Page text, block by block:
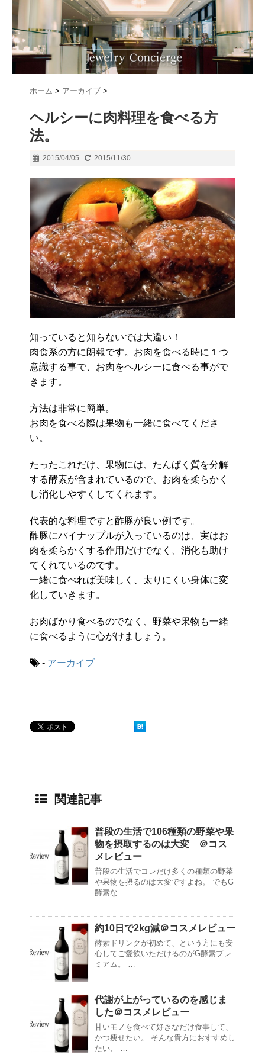
ホーム > アーカイブ >
ヘルシーに肉料理を食べる方
法。
2015/04/05 2015/11/30
知っていると知らないでは大違い！
肉食系の方に朗報です。お肉を食べる時に１つ
意識する事で、お肉をヘルシーに食べる事がで
きます。
方法は非常に簡単。
お肉を食べる際は果物も一緒に食べてくださ
い。
たったこれだけ、果物には、たんぱく質を分解
する酵素が含まれているので、お肉を柔らかく
し消化しやすくしてくれます。
代表的な料理ですと酢豚が良い例です。
酢豚にパイナップルが入っているのは、実はお
肉を柔らかくする作用だけでなく、消化も助け
てくれているのです。
一緒に食べれば美味しく、太りにくい身体に変
化していきます。
お肉ばかり食べるのでなく、野菜や果物も一緒
に食べるように心がけましょう。
- アーカイブ
関連記事
普段の生活で106種類の野菜や果
物を摂取するのは大変 ＠コス
メレビュー
普段の生活でコレだけ多くの種類の野菜
や果物を摂るのは大変ですよね。 でもG
酵素な …
約10日で2kg減＠コスメレビュー
酵素ドリンクが初めて、という方にも安
心してご愛飲いただけるのがG酵素プレ
ミアム。 …
代謝が上がっているのを感じま
した＠コスメレビュー
甘いモノを食べて好きなだけ食事して、
かつ痩せたい。 そんな貴方におすすめし
たい、 …